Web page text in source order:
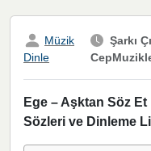
Müzik
Dinle
Şarkı
Ege – Aşktan Söz Et
Sözleri ve Dinleme